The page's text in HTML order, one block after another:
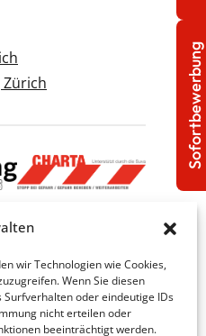
wir Technologien wie Cookies,
Wenn Sie diesen
oder eindeutige IDs
nicht erteilen oder
beeinträchtigt werden.
Sofortbewerbung